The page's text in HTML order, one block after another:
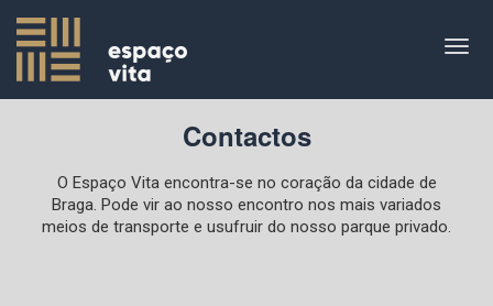
content
Contactos
O Espaço Vita encontra-se no coração da cidade de
Braga. Pode vir ao nosso encontro nos mais variados
meios de transporte e usufruir do nosso parque privado.